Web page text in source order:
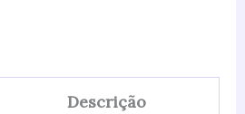
Descrição